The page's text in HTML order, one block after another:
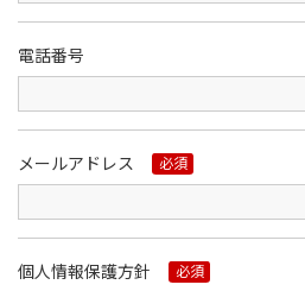
電話番号
メールアドレス 必須
個人情報保護方針 必須